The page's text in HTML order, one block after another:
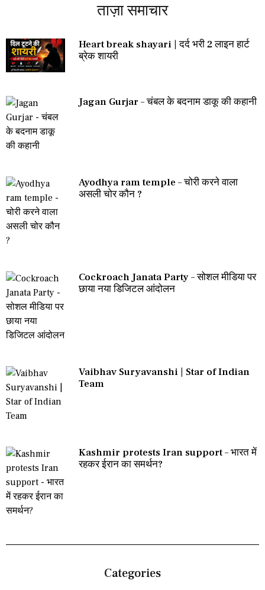
ताज़ा समाचार
Heart break shayari | दर्द भरी 2 लाइन हार्ट
ब्रेक शायरी
Jagan Gurjar – चंबल के बदनाम डाकू की कहानी
Ayodhya ram temple – चोरी करने वाला
असली चोर कौन ?
Cockroach Janata Party – सोशल मीडिया पर
छाया नया डिजिटल आंदोलन
Vaibhav Suryavanshi | Star of Indian
Team
Kashmir protests Iran support – भारत में
रहकर ईरान का समर्थन?
Categories